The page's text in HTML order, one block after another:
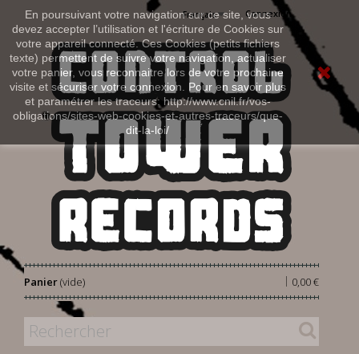
En poursuivant votre navigation sur ce site, vous
devez accepter l’utilisation et l'écriture de Cookies sur
votre appareil connecté. Ces Cookies (petits fichiers
texte) permettent de suivre votre navigation, actualiser
votre panier, vous reconnaitre lors de votre prochaine
visite et sécuriser votre connexion. Pour en savoir plus
et paramétrer les traceurs: http://www.cnil.fr/vos-
obligations/sites-web-cookies-et-autres-traceurs/que-
dit-la-loi/
Connexion
Français
Panier 0,00 €
|
(vide)